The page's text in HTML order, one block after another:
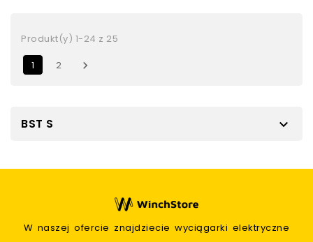
Produkt(y) 1-24 z 25
1
2 
BST S 
W naszej ofercie znajdziecie wyciągarki elektryczne